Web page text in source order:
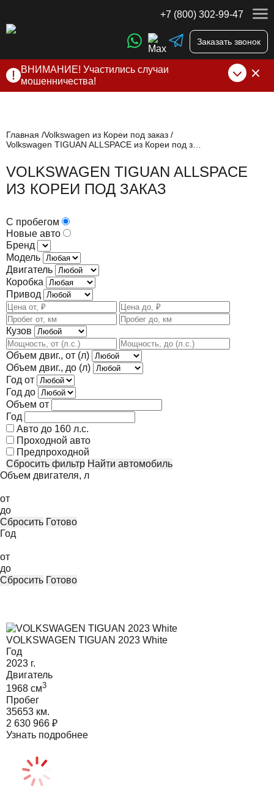
+7 (800) 302-99-47
Заказать звонок
ВНИМАНИЕ! Участились случаи
мошенничества!
нами по официальнымконтактам, указанным в соц сетях
и на сайте
Главная Volkswagen из Кореи под заказ
VOLKSWAGEN TIGUAN ALLSPACE
ИЗ КОРЕИ ПОД ЗАКАЗ
С пробегом
Новые авто
Бренд
Модель
Двигатель
Коробка
Привод
Кузов
Объем двиг., от (л)
Объем двиг., до (л)
Год от
Год до
Объем от
Год
Авто до 160 л.с.
Проходной авто
Предпроходной
Сбросить фильтр
Найти автомобиль
Объем двигателя, л
от
до
Сбросить Готово
Год
от
до
Сбросить Готово
VOLKSWAGEN TIGUAN 2023 White
Год
2023 г.
Двигатель
1968 cм3
Пробег
35653 км.
2 630 966 ₽
Узнать подробнее